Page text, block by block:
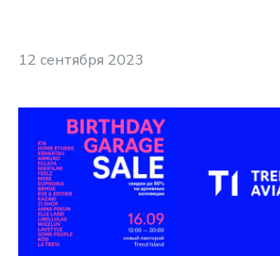
12 сентября 2023